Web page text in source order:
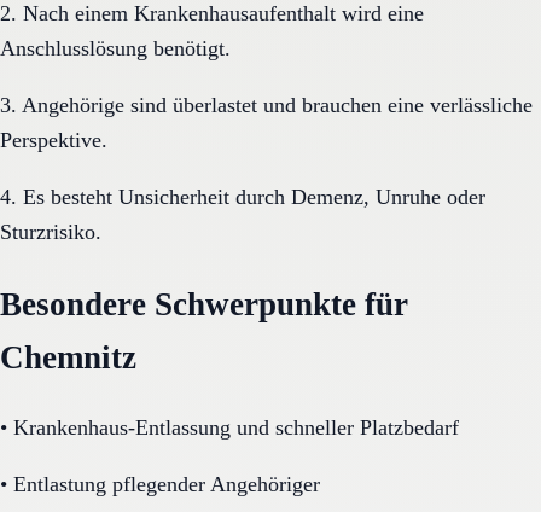
2. Nach einem Krankenhausaufenthalt wird eine
Anschlusslösung benötigt.
3. Angehörige sind überlastet und brauchen eine verlässliche
Perspektive.
4. Es besteht Unsicherheit durch Demenz, Unruhe oder
Sturzrisiko.
Besondere Schwerpunkte für
Chemnitz
• Krankenhaus-Entlassung und schneller Platzbedarf
• Entlastung pflegender Angehöriger